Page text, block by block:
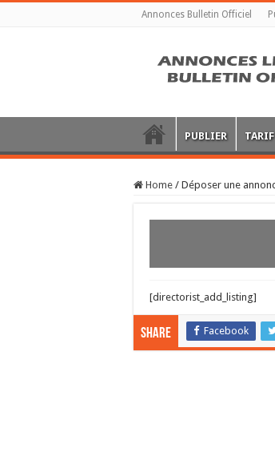
Annonces Bulletin Officiel
PUBLIER
Home / Déposer une
[directorist_add_listing]
Share Facebook